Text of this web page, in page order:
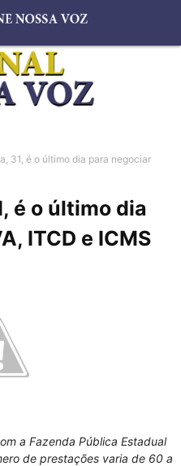
31, é o último dia para negociar
é o último dia
ITCD e ICMS
a Fazenda Pública Estadual
de prestações varia de 60 a